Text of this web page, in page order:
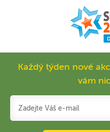
Každý týden nové
vám